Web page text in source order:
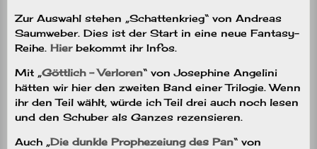
Zur Auswahl stehen „Schattenkrieg“ von Andreas
Saumweber. Dies ist der Start in eine neue Fantasy-
Reihe. Hierbekommt ihr Infos.
Mit „Göttlich – Verloren“ von Josephine Angelini
hätten wir hier den zweiten Band einer Trilogie. Wenn
ihr den Teil wählt, würde ich Teil drei auch noch lesen
und den Schuber als Ganzes rezensieren.
Auch „Die dunkle Prophezeiung des Pan“ von